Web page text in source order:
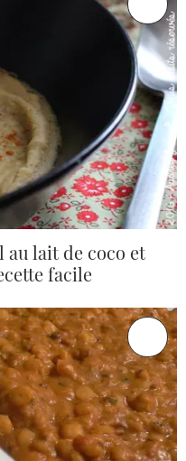
lait de coco et
facile